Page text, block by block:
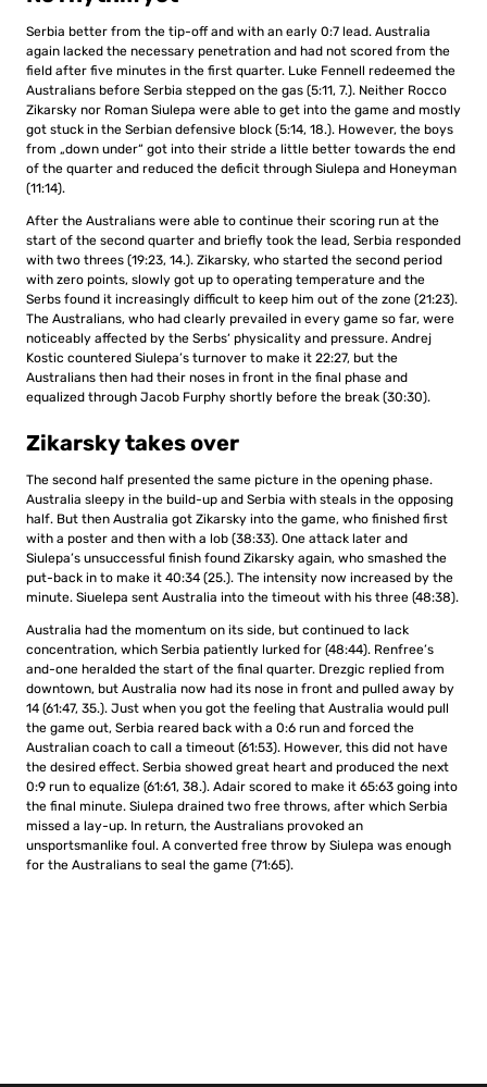
Serbia better from the tip-off and with an early 0:7 lead. Australia
again lacked the necessary penetration and had not scored from the
field after five minutes in the first quarter. Luke Fennell redeemed the
Australians before Serbia stepped on the gas (5:11, 7.). Neither Rocco
Zikarsky nor Roman Siulepa were able to get into the game and mostly
got stuck in the Serbian defensive block (5:14, 18.). However, the boys
from „down under“ got into their stride a little better towards the end
of the quarter and reduced the deficit through Siulepa and Honeyman
(11:14).
After the Australians were able to continue their scoring run at the
start of the second quarter and briefly took the lead, Serbia responded
with two threes (19:23, 14.). Zikarsky, who started the second period
with zero points, slowly got up to operating temperature and the
Serbs found it increasingly difficult to keep him out of the zone (21:23).
The Australians, who had clearly prevailed in every game so far, were
noticeably affected by the Serbs‘ physicality and pressure. Andrej
Kostic countered Siulepa’s turnover to make it 22:27, but the
Australians then had their noses in front in the final phase and
equalized through Jacob Furphy shortly before the break (30:30).
Zikarsky takes over
The second half presented the same picture in the opening phase.
Australia sleepy in the build-up and Serbia with steals in the opposing
half. But then Australia got Zikarsky into the game, who finished first
with a poster and then with a lob (38:33). One attack later and
Siulepa’s unsuccessful finish found Zikarsky again, who smashed the
put-back in to make it 40:34 (25.). The intensity now increased by the
minute. Siuelepa sent Australia into the timeout with his three (48:38).
Australia had the momentum on its side, but continued to lack
concentration, which Serbia patiently lurked for (48:44). Renfree’s
and-one heralded the start of the final quarter. Drezgic replied from
downtown, but Australia now had its nose in front and pulled away by
14 (61:47, 35.). Just when you got the feeling that Australia would pull
the game out, Serbia reared back with a 0:6 run and forced the
Australian coach to call a timeout (61:53). However, this did not have
the desired effect. Serbia showed great heart and produced the next
0:9 run to equalize (61:61, 38.). Adair scored to make it 65:63 going into
the final minute. Siulepa drained two free throws, after which Serbia
missed a lay-up. In return, the Australians provoked an
unsportsmanlike foul. A converted free throw by Siulepa was enough
for the Australians to seal the game (71:65).